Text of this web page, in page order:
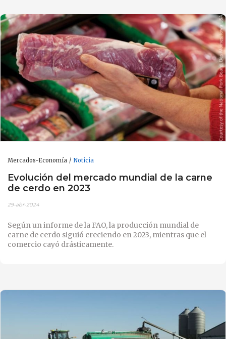
Mercados-Economía Noticia
Evolución del mercado mundial de la carne
de cerdo en 2023
29-abr-2024
Según un informe de la FAO, la producción mundial de
carne de cerdo siguió creciendo en 2023, mientras que el
comercio cayó drásticamente.